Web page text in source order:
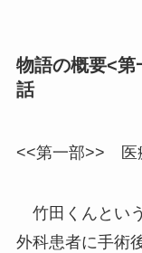
物語の概要<
話
<<第一部>> 医
竹田くんとい
外科患者に手術